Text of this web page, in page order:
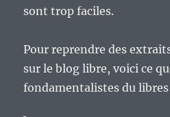
sont trop faciles.
Pour reprendre des
sur le blog libre, voici ce
fondamentalistes du libres